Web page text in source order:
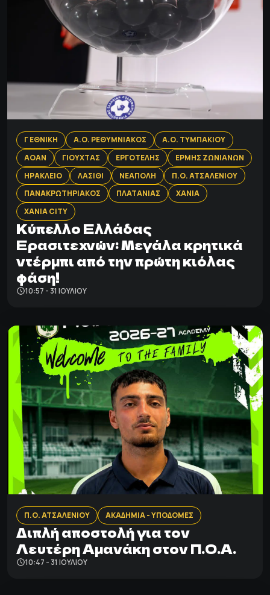
Γ ΕΘΝΙΚΗ Α.Ο. ΡΕΘΥΜΝΙΑΚΟΣ
Α.Ο. ΤΥΜΠΑΚΙΟΥ
ΑΟΑΝ
ΓΙΟΥΧΤΑΣ ΕΡΓΟΤΕΛΗΣ
ΕΡΜΗΣ ΖΩΝΙΑΝΩΝ
ΗΡΑΚΛΕΙΟ
ΛΑΣΙΘΙ ΝΕΑΠΟΛΗ
Π.Ο. ΑΤΣΑΛΕΝΙΟΥ
ΠΑΝΑΚΡΩΤΗΡΙΑΚΟΣ
ΠΛΑΤΑΝΙΑΣ
ΧΑΝΙΑ
ΧΑΝΙΑ CITY
Κύπελλο Ελλάδας
Ερασιτεχνών: Μεγάλα κρητικά
ντέρμπι από την πρώτη κιόλας
φάση!
10:57 - 31 ΙΟΥΛΊΟΥ
Π.Ο. ΑΤΣΑΛΕΝΙΟΥ ΑΚΑΔΗΜΙΑ - ΥΠΟΔΟΜΕΣ
Διπλή αποστολή για τον
Λευτέρη Αμανάκη στον Π.Ο.Α.
10:47 - 31 ΙΟΥΛΊΟΥ